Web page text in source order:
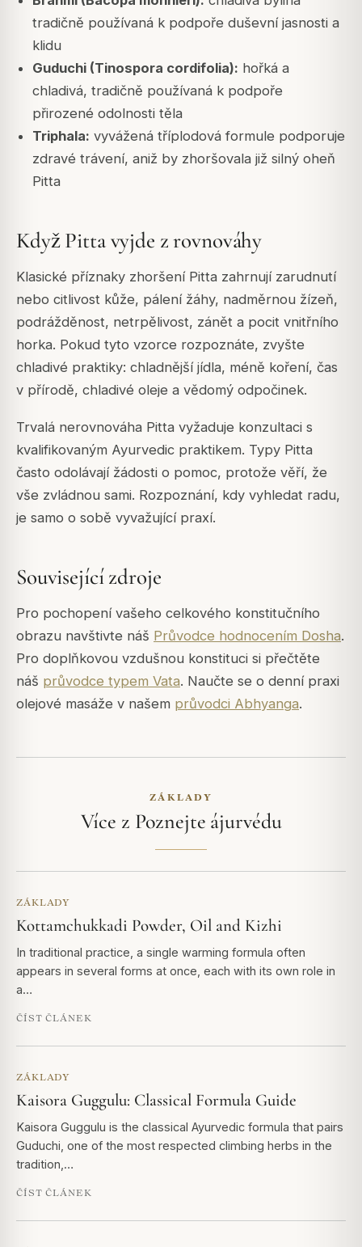
tradičně používaná k podpoře duševní jasnosti a
klidu
Guduchi (Tinospora cordifolia): hořká a
chladivá, tradičně používaná k podpoře
přirozené odolnosti těla
Triphala: vyvážená tříplodová formule podporuje
zdravé trávení, aniž by zhoršovala již silný oheň
Pitta
Když Pitta vyjde z rovnováhy
Klasické příznaky zhoršení Pitta zahrnují zarudnutí
nebo citlivost kůže, pálení žáhy, nadměrnou žízeň,
podrážděnost, netrpělivost, zánět a pocit vnitřního
horka. Pokud tyto vzorce rozpoznáte, zvyšte
chladivé praktiky: chladnější jídla, méně koření, čas
v přírodě, chladivé oleje a vědomý odpočinek.
Trvalá nerovnováha Pitta vyžaduje konzultaci s
kvalifikovaným Ayurvedic praktikem. Typy Pitta
často odolávají žádosti o pomoc, protože věří, že
vše zvládnou sami. Rozpoznání, kdy vyhledat radu,
je samo o sobě vyvažující praxí.
Související zdroje
Pro pochopení vašeho celkového konstitučního
obrazu navštivte náš Průvodce hodnocením Dosha.
Pro doplňkovou vzdušnou konstituci si přečtěte
náš průvodce typem Vata. Naučte se o denní praxi
olejové masáže v našem průvodci Abhyanga.
ZÁKLADY
Více z Poznejte ájurvédu
ZÁKLADY
Kottamchukkadi Powder, Oil and Kizhi
In traditional practice, a single warming formula often
appears in several forms at once, each with its own role in
a…
ČÍST ČLÁNEK
ZÁKLADY
Kaisora Guggulu: Classical Formula Guide
Kaisora Guggulu is the classical Ayurvedic formula that pairs
Guduchi, one of the most respected climbing herbs in the
tradition,…
ČÍST ČLÁNEK